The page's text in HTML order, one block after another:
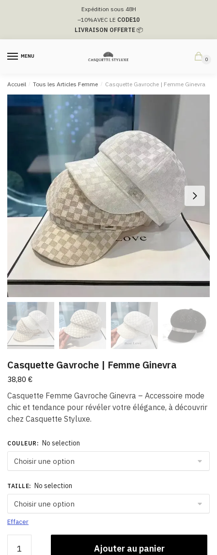
navigation
Expédition sous 48H
–10%AVEC LE CODE10
LIVRAISON OFFERTE📦
MENU
0
Accueil / Tous les Articles Femme / Casquette Gavroche | Femme Ginevra
Casquette Gavroche | Femme Ginevra
38,80 €
Casquette Femme Gavroche Ginevra – Accessoire mode
chic et tendance pour révéler votre élégance, à découvrir
chez Casquette Styluxe.
COULEUR : No selection
TAILLE: No selection
Effacer
Ajouter au panier